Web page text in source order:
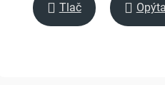
Tlač